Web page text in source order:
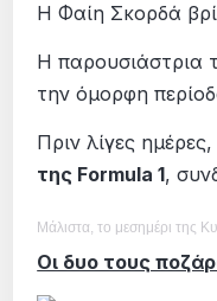
Η Φαίη Σκορδά
Η παρουσιάστρια
την όμορφη
Πριν λίγες ημέρες,
της Formula 1,
Μάλιστα, το μεσημέρι της
Οι δυο τους